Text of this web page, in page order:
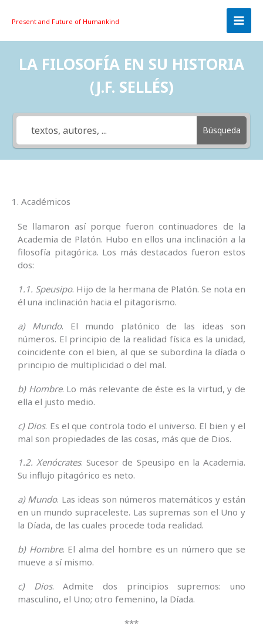
Present and Future of Humankind
LA FILOSOFÍA EN SU HISTORIA
(J.F. SELLÉS)
Búsqueda
1. Académicos
Se llamaron así porque fueron continuadores de la
Academia de Platón. Hubo en ellos una inclinación a la
filosofía pitagórica. Los más destacados fueron estos
dos:
1.1. Speusipo. Hijo de la hermana de Platón. Se nota en
él una inclinación hacia el pitagorismo.
a) Mundo. El mundo platónico de las ideas son
números. El principio de la realidad física es la unidad,
coincidente con el bien, al que se subordina la díada o
principio de multiplicidad o del mal.
b) Hombre. Lo más relevante de éste es la virtud, y de
ella el justo medio.
c) Dios. Es el que controla todo el universo. El bien y el
mal son propiedades de las cosas, más que de Dios.
1.2. Xenócrates. Sucesor de Speusipo en la Academia.
Su influjo pitagórico es neto.
a) Mundo. Las ideas son números matemáticos y están
en un mundo supraceleste. Las supremas son el Uno y
la Díada, de las cuales procede toda realidad.
b) Hombre. El alma del hombre es un número que se
mueve a sí mismo.
c) Dios. Admite dos principios supremos: uno
masculino, el Uno; otro femenino, la Díada.
***